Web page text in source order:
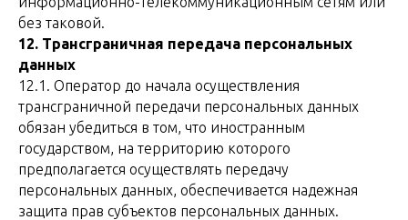
без таковой.
12. Трансграничная передача персональных
данных
12.1. Оператор до начала осуществления
трансграничной передачи персональных данных
обязан убедиться в том, что иностранным
государством, на территорию которого
предполагается осуществлять передачу
персональных данных, обеспечивается надежная
защита прав субъектов персональных данных.